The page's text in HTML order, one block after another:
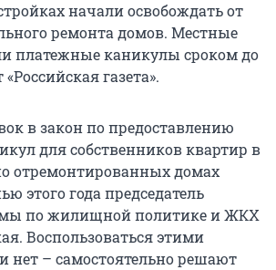
начали освобождать от
ремонта домов. Местные
платежные каникулы сроком до
газета».
в закон по предоставлению
для собственников квартир в
отремонтированных домах
этого года председатель
по жилищной политике и ЖКХ
Воспользоваться этими
нет – самостоятельно решают